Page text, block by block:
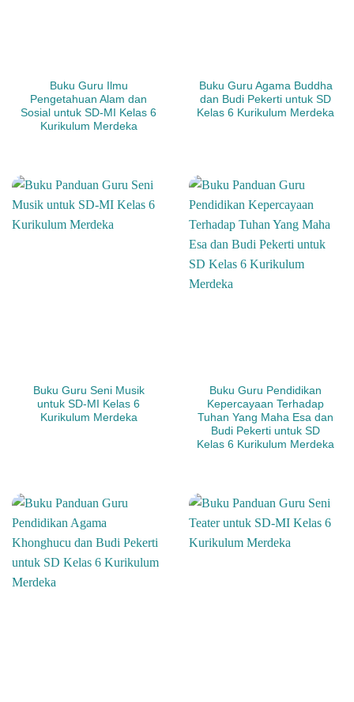
Buku Guru Ilmu
Pengetahuan Alam dan
Sosial untuk SD-MI Kelas 6
Kurikulum Merdeka
Buku Guru Agama Buddha
dan Budi Pekerti untuk SD
Kelas 6 Kurikulum Merdeka
Buku Guru Seni Musik
untuk SD-MI Kelas 6
Kurikulum Merdeka
Buku Guru Pendidikan
Kepercayaan Terhadap
Tuhan Yang Maha Esa dan
Budi Pekerti untuk SD
Kelas 6 Kurikulum Merdeka